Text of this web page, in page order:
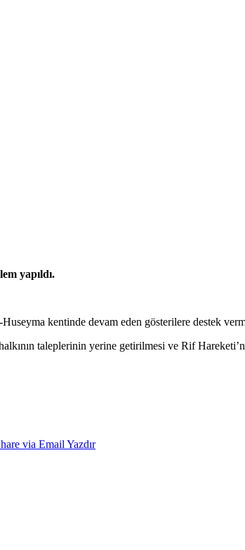
yapıldı.
kentinde devam eden gösterilere destek
taleplerinin yerine getirilmesi ve Rif
via Email Yazdır